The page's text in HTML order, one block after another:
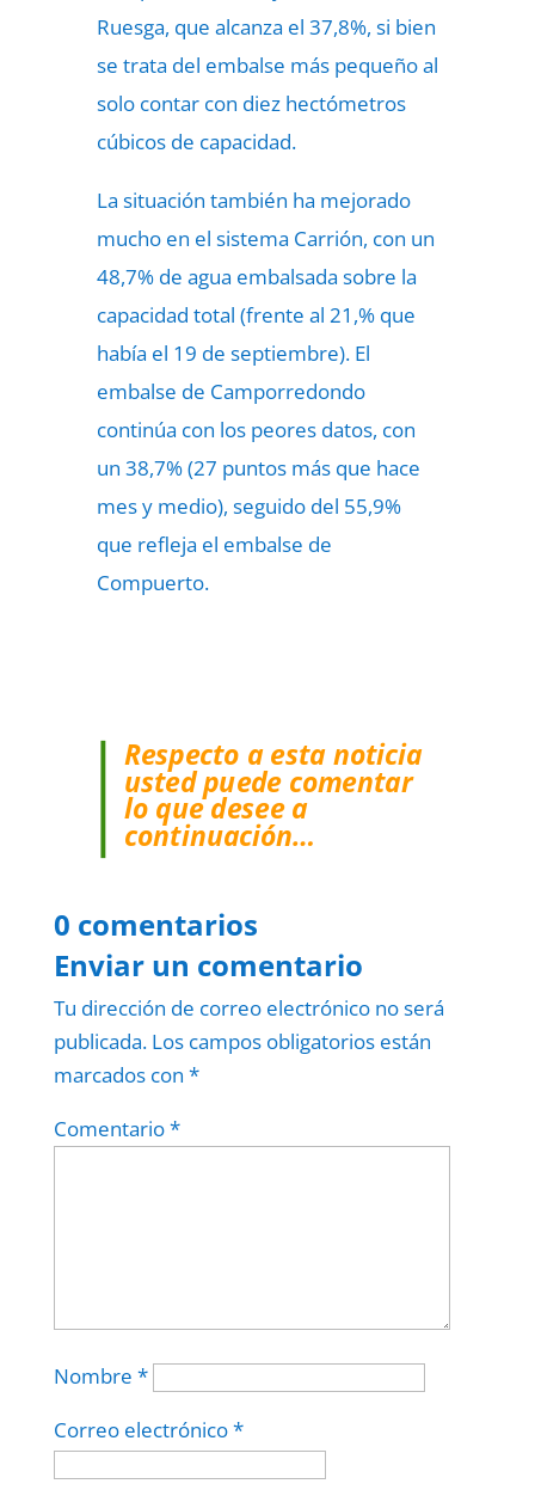
Ruesga, que alcanza el 37,8%, si bien
se trata del embalse más pequeño al
solo contar con diez hectómetros
cúbicos de capacidad.
La situación también ha mejorado
mucho en el sistema Carrión, con un
48,7% de agua embalsada sobre la
capacidad total (frente al 21,% que
había el 19 de septiembre). El
embalse de Camporredondo
continúa con los peores datos, con
un 38,7% (27 puntos más que hace
mes y medio), seguido del 55,9%
que refleja el embalse de
Compuerto.
Respecto a esta noticia
usted puede comentar
lo que desee a
continuación…
0 comentarios
Enviar un comentario
Tu dirección de correo electrónico no será
publicada. Los campos obligatorios están
marcados con *
Comentario*
Nombre *
Correo electrónico*